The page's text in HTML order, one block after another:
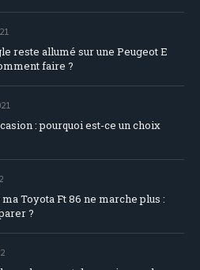
reste allumé sur une Peugeot E
faire ?
: pourquoi est-ce un choix
Toyota Ft 86 ne marche plus :
?